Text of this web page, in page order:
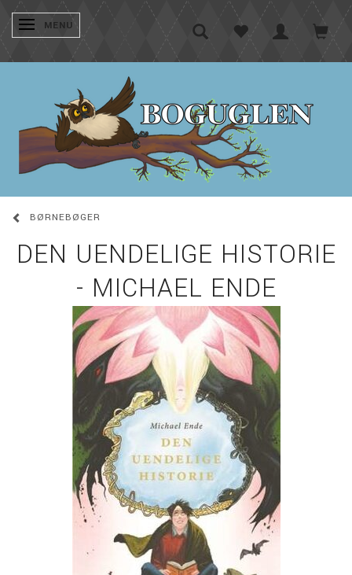
SKIFTE NAVIGATION
MENU
BØRNEBØGER
DEN UENDELIGE HISTORIE
- MICHAEL ENDE